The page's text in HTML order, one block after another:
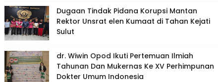
Dugaan Tindak Pidana Korupsi Mantan
Rektor Unsrat elen Kumaat di Tahan Kejati
Sulut
dr. Wiwin Opod Ikuti Pertemuan Ilmiah
Tahunan Dan Mukernas Ke XV Perhimpunan
Dokter Umum Indonesia